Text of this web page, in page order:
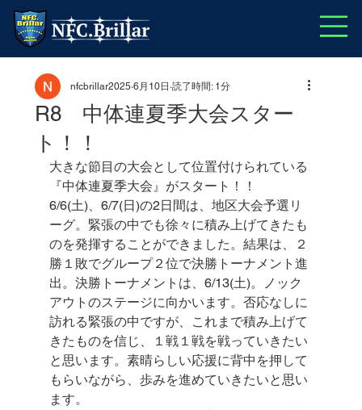
R8 中体連夏季大会スター
ト！！
nfcbrillar2025 6月10日 読了時間: 1分
大きな節目の大会として位置付けられている
『中体連夏季大会』がスタート！！
6/6(土)、6/7(日)の2日間は、地区大会予選リ
ーグ。緊張の中でも徐々に積み上げてきたも
のを発揮することができました。結果は、２
勝１敗でグループ２位で決勝トーナメント進
出。決勝トーナメントは、6/13(土)。ノック
アウトのステージに向かいます。否応なしに
訪れる緊張の中ですが、これまで積み上げて
きたものを信じ、１戦１戦を戦っていきたい
と思います。素晴らしい応援に背中を押して
もらいながら、歩みを進めていきたいと思い
ます。